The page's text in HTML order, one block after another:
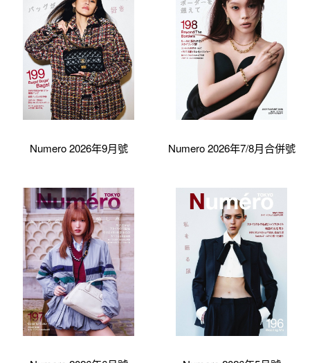
Numero 2026年9月號 Numero 2026年7/8月合併號